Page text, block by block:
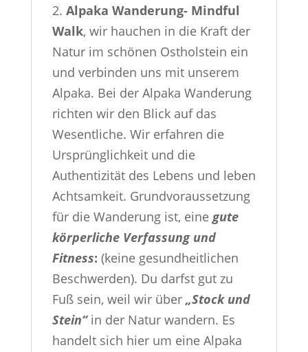
2. Alpaka Wanderung- Mindful
Walk, wir hauchen in die Kraft der
Natur im schönen Ostholstein ein
und verbinden uns mit unserem
Alpaka. Bei der Alpaka Wanderung
richten wir den Blick auf das
Wesentliche. Wir erfahren die
Ursprünglichkeit und die
Authentizität des Lebens und leben
Achtsamkeit. Grundvoraussetzung
für die Wanderung ist, eine gute
körperliche Verfassung und
Fitness: (keine gesundheitlichen
Beschwerden). Du darfst gut zu
Fuß sein, weil wir über „Stock und
Stein“ in der Natur wandern. Es
handelt sich hier um eine Alpaka